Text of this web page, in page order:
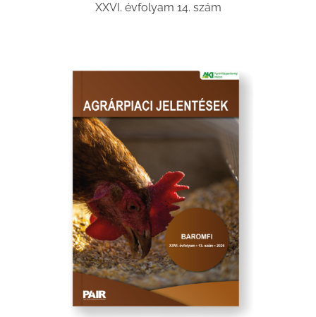
XXVI. évfolyam 14. szám